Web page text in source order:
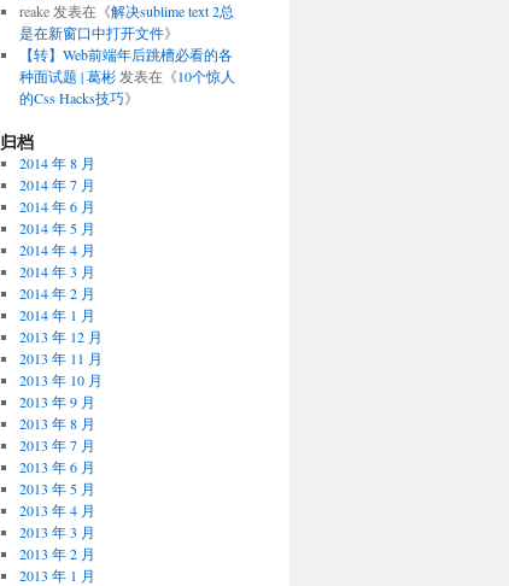
reake发表在《解决sublime text 2总
是在新窗口中打开文件》
【转】Web前端年后跳槽必看的各
种面试题 | 葛彬发表在《10个惊人
的Css Hacks技巧》
归档
2014 年 8 月
2014 年 7 月
2014 年 6 月
2014 年 5 月
2014 年 4 月
2014 年 3 月
2014 年 2 月
2014 年 1 月
2013 年 12 月
2013 年 11 月
2013 年 10 月
2013 年 9 月
2013 年 8 月
2013 年 7 月
2013 年 6 月
2013 年 5 月
2013 年 4 月
2013 年 3 月
2013 年 2 月
2013 年 1 月